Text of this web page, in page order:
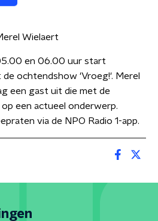
Wielaert
en 06.00 uur start
de ochtendshow 'Vroeg!'. Merel
een gast uit die met de
een actueel onderwerp.
via de NPO Radio 1-app.